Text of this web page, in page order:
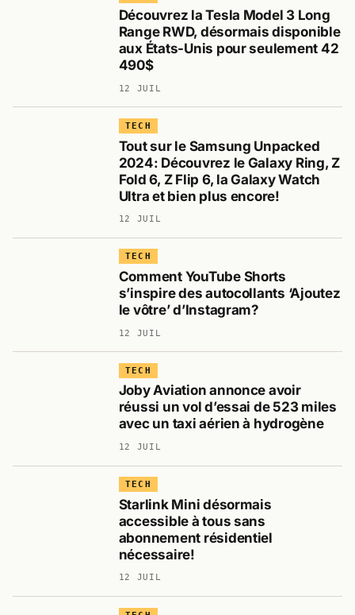
Découvrez la Tesla Model 3 Long
Range RWD, désormais disponible
aux États-Unis pour seulement 42
490$
12 JUIL
TECH
Tout sur le Samsung Unpacked
2024: Découvrez le Galaxy Ring, Z
Fold 6, Z Flip 6, la Galaxy Watch
Ultra et bien plus encore!
12 JUIL
TECH
Comment YouTube Shorts
s’inspire des autocollants ‘Ajoutez
le vôtre’ d’Instagram?
12 JUIL
TECH
Joby Aviation annonce avoir
réussi un vol d’essai de 523 miles
avec un taxi aérien à hydrogène
12 JUIL
TECH
Starlink Mini désormais
accessible à tous sans
abonnement résidentiel
nécessaire!
12 JUIL